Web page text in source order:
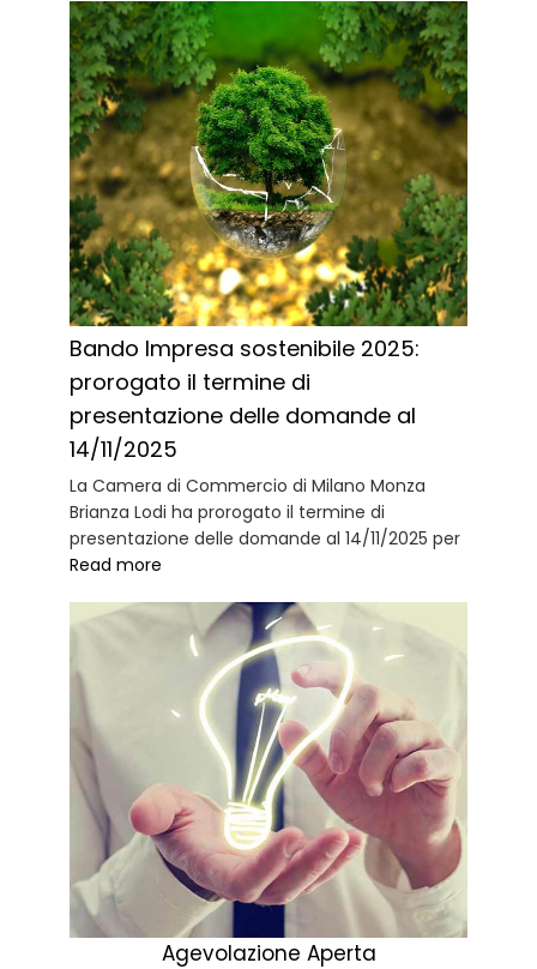
Bando Impresa sostenibile 2025:
prorogato il termine di
presentazione delle domande al
14/11/2025
La Camera di Commercio di Milano Monza
Brianza Lodi ha prorogato il termine di
presentazione delle domande al 14/11/2025 per
Read more
Agevolazione Aperta